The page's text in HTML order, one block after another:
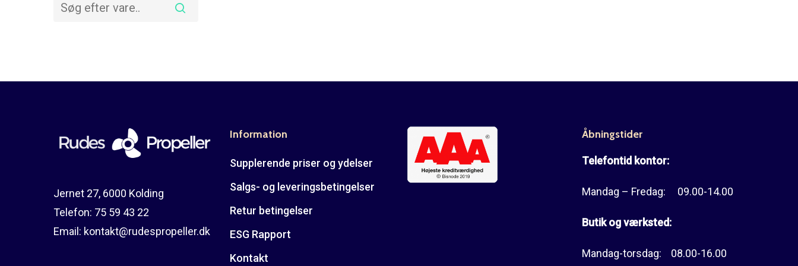
Jernet 27, 6000 Kolding
Telefon: 75 59 43 22
Email: kontakt@rudespropeller.dk
Information
Supplerende priser og ydelser
Salgs- og leveringsbetingelser
Retur betingelser
ESG Rapport
Kontakt
Åbningstider
Telefontid kontor:
Mandag – Fredag: 09.00-14.00
Butik og værksted:
Mandag-torsdag: 08.00-16.00